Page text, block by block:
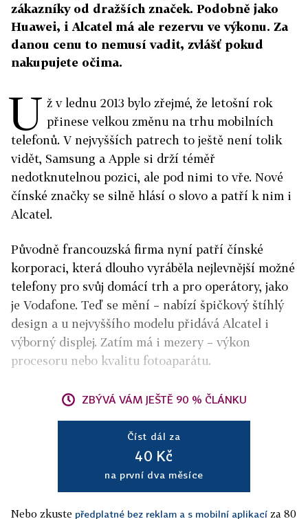
zákazníky od dražších značek. Podobně jako
Huawei, i Alcatel má ale rezervu ve výkonu. Za
danou cenu to nemusí vadit, zvlášť pokud
nakupujete očima.
U ž v lednu 2013 bylo zřejmé, že letošní rok
přinese velkou změnu na trhu mobilních
telefonů. V nejvyšších patrech to ještě není tolik
vidět, Samsung a Apple si drží téměř
nedotknutelnou pozici, ale pod nimi to vře. Nové
čínské značky se silně hlásí o slovo a patří k nim i
Alcatel.
Původně francouzská firma nyní patří čínské
korporaci, která dlouho vyráběla nejlevnější možné
telefony pro svůj domácí trh a pro operátory, jako
je Vodafone. Teď se mění – nabízí špičkový štíhlý
design a u nejvyššího modelu přidává Alcatel i
výborný displej. Zatím má i mezery – výkon
procesoru nebo kvalitu fotoaparátu.
ZBÝVÁ VÁM JEŠTĚ 90 % ČLÁNKU
Číst dál za
40 Kč
na první dva měsíce
Nebo zkuste předplatné bez reklam a s mobilní aplikací za 80